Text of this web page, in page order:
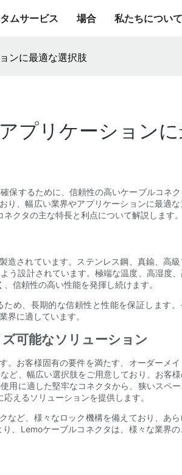
ムサービス 場合 私たちについて
ンに最適な選択肢
プリケーション
保するために、信頼性の高いケーブルコネ
り、幅広い業界やアプリケーションに最適な
クタの主な特長と利点について解説します。
造されています。ステンレス鋼、真鍮、高級
う設​​計されています。極端な温度、高湿度
信頼性の高い性能を発揮し続けます。
め、長期的な信頼性と性能を保証します。
界に適しています。
可能なソリューション
。お客様固有の要件を満たす、オーダーメイ
ど、幅広い選択肢をご用意しており、お客
用に適した堅牢なコネクタから、狭いスペ
えるソリューションを提供します。
など、様々なロック機構を備えており、あ
、Lemoケーブルコネクタは、様々な業界の